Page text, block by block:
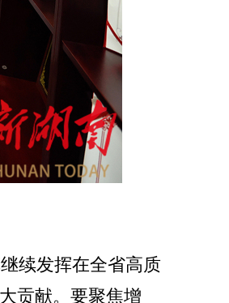
续发挥在全省高质
贡献。要聚焦增